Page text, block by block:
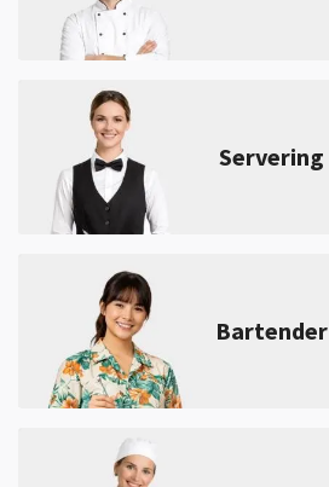
Servering
Bartender